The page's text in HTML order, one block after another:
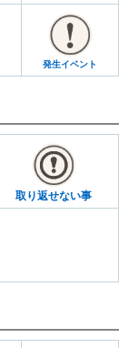
発生イベント
取り返せない事